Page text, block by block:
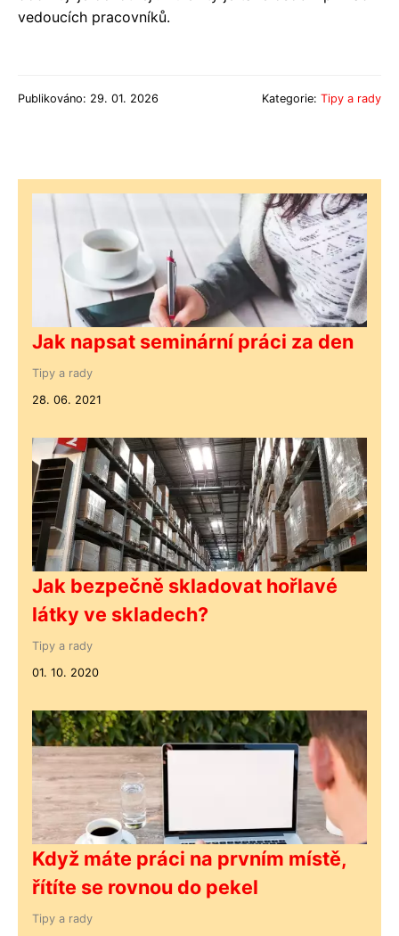
vedoucích pracovníků.
Publikováno: 29. 01. 2026 Kategorie: Tipy a rady
Jak napsat seminární práci za den
Tipy a rady
28. 06. 2021
Jak bezpečně skladovat hořlavé
látky ve skladech?
Tipy a rady
01. 10. 2020
Když máte práci na prvním místě,
řítíte se rovnou do pekel
Tipy a rady